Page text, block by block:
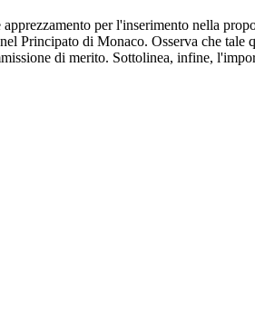
per l'inserimento nella
Principato di Monaco. Osserva che
di merito. Sottolinea, infine,